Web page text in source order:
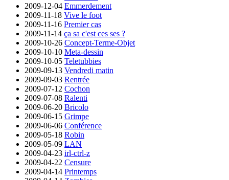
2009-12-04 Emmerdement
2009-11-18 Vive le foot
2009-11-16 Premier cas
2009-11-14 ça sa c'est ces ses ?
2009-10-26 Concept-Terme-Objet
2009-10-10 Meta-dessin
2009-10-05 Teletubbies
2009-09-13 Vendredi matin
2009-09-03 Rentrée
2009-07-12 Cochon
2009-07-08 Ralenti
2009-06-20 Bricolo
2009-06-15 Grimpe
2009-06-06 Conférence
2009-05-18 Robin
2009-05-09 LAN
2009-04-23 irl-ctrl-z
2009-04-22 Censure
2009-04-14 Printemps